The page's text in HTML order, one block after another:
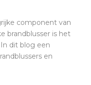
component van
brandblusser is het
dit blog een
en